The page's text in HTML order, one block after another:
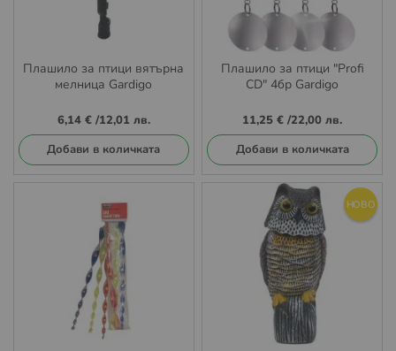
Плашило за птици вятърна
мелница Gardigo
6,14 €/12,01 лв.
Добави в количката
Плашило за птици "Profi
CD" 4бр Gardigo
11,25 € /22,00 лв.
Добави в количката
НОВО